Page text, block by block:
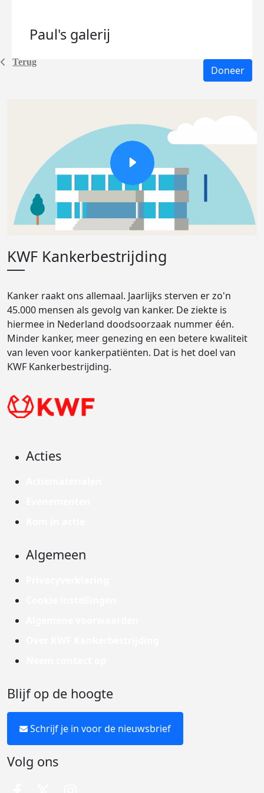
Terug
Paul's galerij
Doneer
KWF Kankerbestrijding
Kanker raakt ons allemaal. Jaarlijks sterven er zo'n
45.000 mensen als gevolg van kanker. De ziekte is
hiermee in Nederland doodsoorzaak nummer één.
Minder kanker, meer genezing en een betere kwaliteit
van leven voor kankerpatiënten. Dat is het doel van
KWF Kankerbestrijding.
Acties
Algemeen
Blijf op de hoogte
Schrijf je in voor de nieuwsbrief
Volg ons